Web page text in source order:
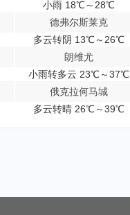
小雨 18℃～28℃
德弗尔斯莱克
多云转阴 13℃～26℃
朗维尤
小雨转多云 23℃～37℃
俄克拉何马城
多云转晴 26℃～39℃